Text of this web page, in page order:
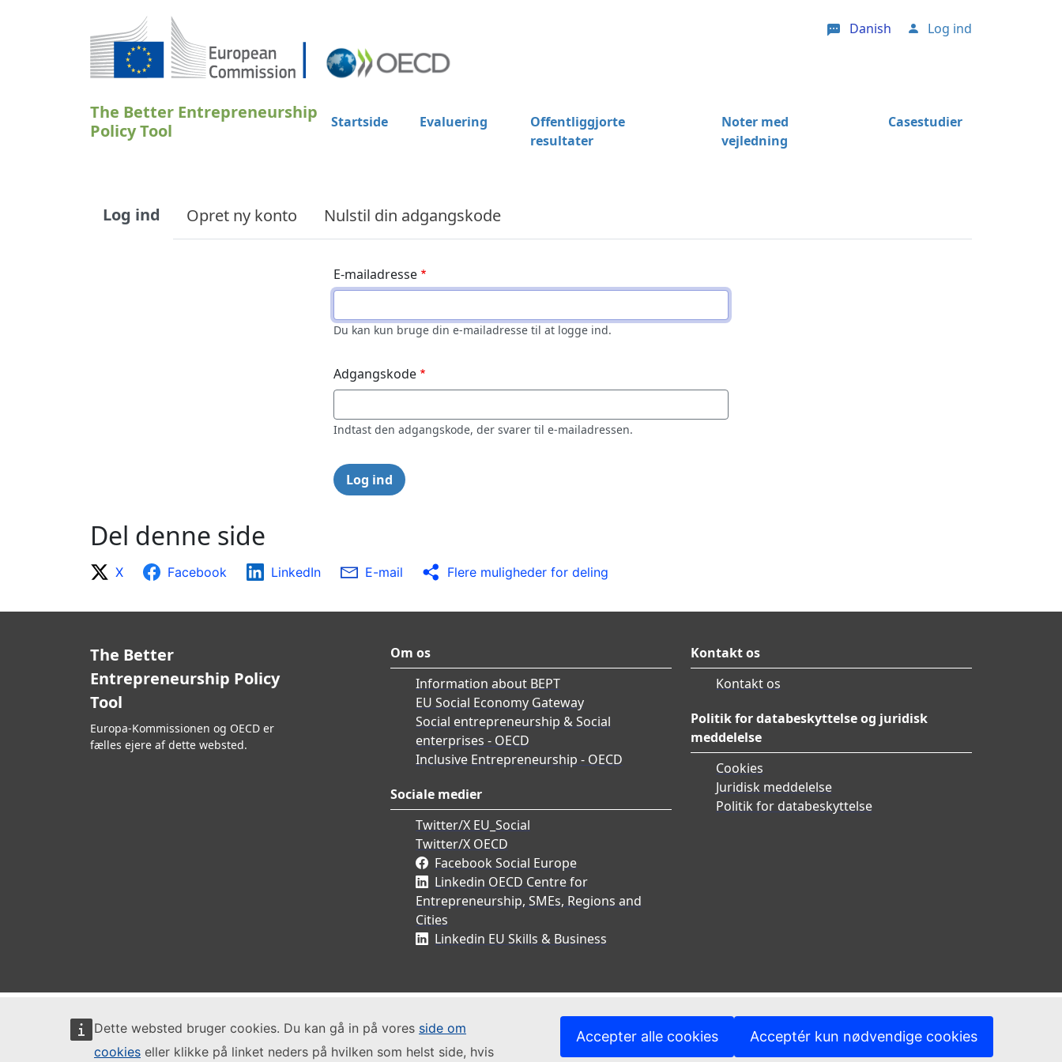
Dette websted bruger cookies. Du kan gå in på vores side om
cookies eller klikke på linket neders på hvilken som helst side, hvis
Accepter alle cookies Acceptér kun nødvendige cookies
Danish User account menu
Log ind
The Better Entrepreneurship
Policy Tool
Startside Evaluering
Offentliggjorte
resultater
Noter med
vejledning
Casestudier
Primary tabs
Log ind Opret ny konto Nulstil din adgangskode
E-mailadresse
Du kan kun bruge din e-mailadresse til at logge ind.
Adgangskode
Indtast den adgangskode, der svarer til e-mailadressen.
Del denne side
X Facebook LinkedIn E-mail Flere muligheder for deling
The Better
Entrepreneurship Policy
Tool
Europa-Kommissionen og OECD er
fælles ejere af dette websted.
Om os
Information about BEPT
EU Social Economy Gateway
Social entrepreneurship & Social
enterprises - OECD
Inclusive Entrepreneurship - OECD
Sociale medier
Twitter/X EU_Social
Twitter/X OECD
Facebook Social Europe
Linkedin OECD Centre for
Entrepreneurship, SMEs, Regions and
Cities
Linkedin EU Skills & Business
Kontakt os
Kontakt os
Politik for databeskyttelse og juridisk
meddelelse
Cookies
Juridisk meddelelse
Politik for databeskyttelse